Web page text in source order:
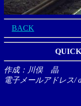
BACK
作成：川俣 晶
電子メールアドレス/